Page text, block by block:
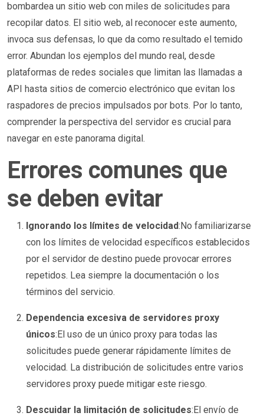
bombardea un sitio web con miles de solicitudes para
recopilar datos. El sitio web, al reconocer este aumento,
invoca sus defensas, lo que da como resultado el temido
error. Abundan los ejemplos del mundo real, desde
plataformas de redes sociales que limitan las llamadas a
API hasta sitios de comercio electrónico que evitan los
raspadores de precios impulsados por bots. Por lo tanto,
comprender la perspectiva del servidor es crucial para
navegar en este panorama digital.
Errores comunes que
se deben evitar
Ignorando los límites de velocidad:No familiarizarse
con los límites de velocidad específicos establecidos
por el servidor de destino puede provocar errores
repetidos. Lea siempre la documentación o los
términos del servicio.
Dependencia excesiva de servidores proxy
únicos:El uso de un único proxy para todas las
solicitudes puede generar rápidamente límites de
velocidad. La distribución de solicitudes entre varios
servidores proxy puede mitigar este riesgo.
Descuidar la limitación de solicitudes:El envío de